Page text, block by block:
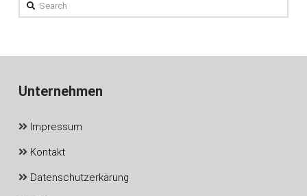
Unternehmen
Impressum
Kontakt
Datenschutzerkärung